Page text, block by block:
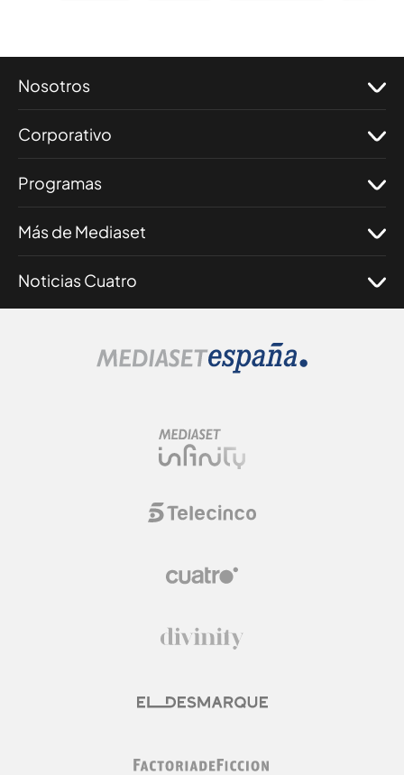
Nosotros
Corporativo
Programas
Más de Mediaset
Noticias Cuatro